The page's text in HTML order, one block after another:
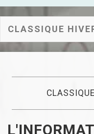
CLASSIQUE